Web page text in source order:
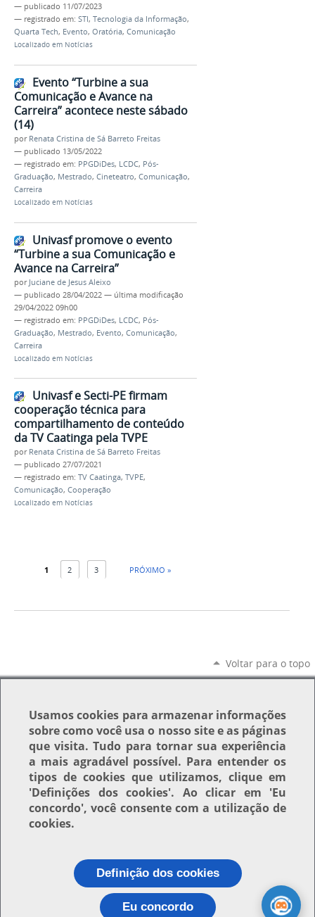
— publicado 11/07/2023
— registrado em: STI, Tecnologia da Informação,
Quarta Tech, Evento, Oratória, Comunicação
Localizado em Notícias
Evento “Turbine a sua
Comunicação e Avance na
Carreira” acontece neste sábado
(14)
por Renata Cristina de Sá Barreto Freitas
— publicado 13/05/2022
— registrado em: PPGDiDes, LCDC, Pós-
Graduação, Mestrado, Cineteatro, Comunicação,
Carreira
Localizado em Notícias
Univasf promove o evento
“Turbine a sua Comunicação e
Avance na Carreira”
por Juciane de Jesus Aleixo
— publicado 28/04/2022 — última modificação
29/04/2022 09h00
— registrado em: PPGDiDes, LCDC, Pós-
Graduação, Mestrado, Evento, Comunicação,
Carreira
Localizado em Notícias
Univasf e Secti-PE firmam
cooperação técnica para
compartilhamento de conteúdo
da TV Caatinga pela TVPE
por Renata Cristina de Sá Barreto Freitas
— publicado 27/07/2021
— registrado em: TV Caatinga, TVPE,
Comunicação, Cooperação
Localizado em Notícias
1 2 3 PRÓXIMO »
Voltar para o topo
Usamoscookies para armazenar informações
sobre como você usa o nosso site e as páginas
que visita. Tudo para tornar sua experiência
a mais agradável possível. Para entender os
tipos de cookies que utilizamos, clique em
'Definições dos cookies'. Ao clicar em 'Eu
concordo', você consente com a utilização de
cookies.